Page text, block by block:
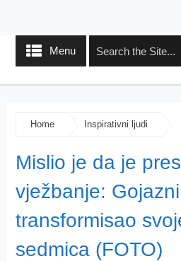
Menu
Home Inspirativni ljudi
Mislio je da je
vježbanje:
transformisao
sedmica (FOTO)